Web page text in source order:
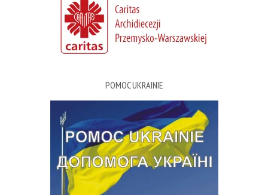
POMOC UKRAINIE